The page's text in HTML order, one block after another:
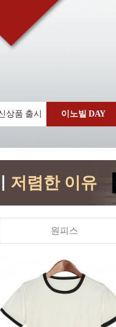
상품 출시 이노빌 DAY
저렴한 이유
원피스